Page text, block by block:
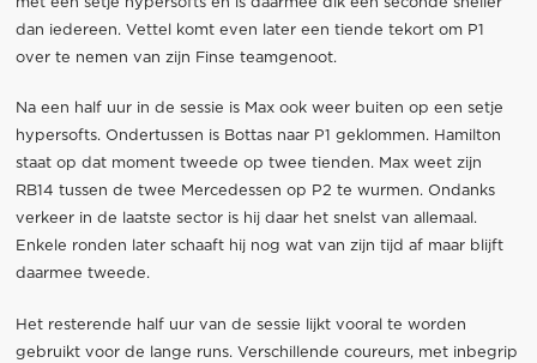
met een setje hypersofts en is daarmee dik een seconde sneller
dan iedereen. Vettel komt even later een tiende tekort om P1
over te nemen van zijn Finse teamgenoot.
Na een half uur in de sessie is Max ook weer buiten op een setje
hypersofts. Ondertussen is Bottas naar P1 geklommen. Hamilton
staat op dat moment tweede op twee tienden. Max weet zijn
RB14 tussen de twee Mercedessen op P2 te wurmen. Ondanks
verkeer in de laatste sector is hij daar het snelst van allemaal.
Enkele ronden later schaaft hij nog wat van zijn tijd af maar blijft
daarmee tweede.
Het resterende half uur van de sessie lijkt vooral te worden
gebruikt voor de lange runs. Verschillende coureurs, met inbegrip